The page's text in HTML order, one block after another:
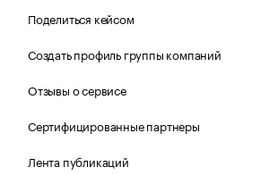
Поделиться кейсом
Создать профиль группы компаний
Отзывы о сервисе
Сертифицированные партнеры
Лента публикаций